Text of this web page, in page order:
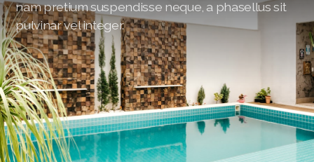
nam pretium suspendisse neque, a phasellus sit
pulvinar vel integer.